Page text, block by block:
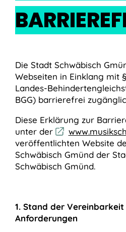
Die Stadt Schwäbisch
Webseiten in Einklang mit
Landes-
BGG) barrierefrei
Diese Erklärung zur
unter der
veröffentlichten Website
Schwäbisch Gmünd der
Schwäbisch Gmünd.
1. Stand der
Anforderungen